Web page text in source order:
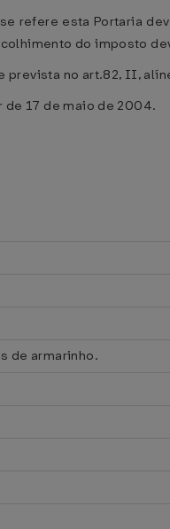
refere esta Portaria
do imposto
no art.82, II,
de 17 de maio de 2004.
de armarinho.